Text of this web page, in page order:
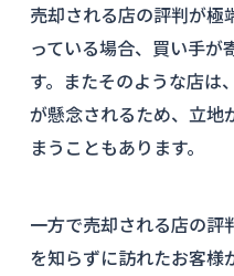
売却される店の評判が極
っている場合、買い手が
す。またそのような店は
が懸念されるため、立地
まうこともあります。
一方で売却される店の評
を知らずに訪れたお客様